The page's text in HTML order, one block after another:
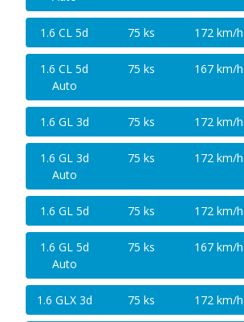
1.6 CL 5d 75 ks 172 km/h
1.6 CL 5d
Auto
75 ks 167 km/h
1.6 GL 3d 75 ks 172 km/h
1.6 GL 3d
Auto
75 ks 172 km/h
1.6 GL 5d 75 ks 172 km/h
1.6 GL 5d
Auto
75 ks 167 km/h
1.6 GLX 3d 75 ks 172 km/h